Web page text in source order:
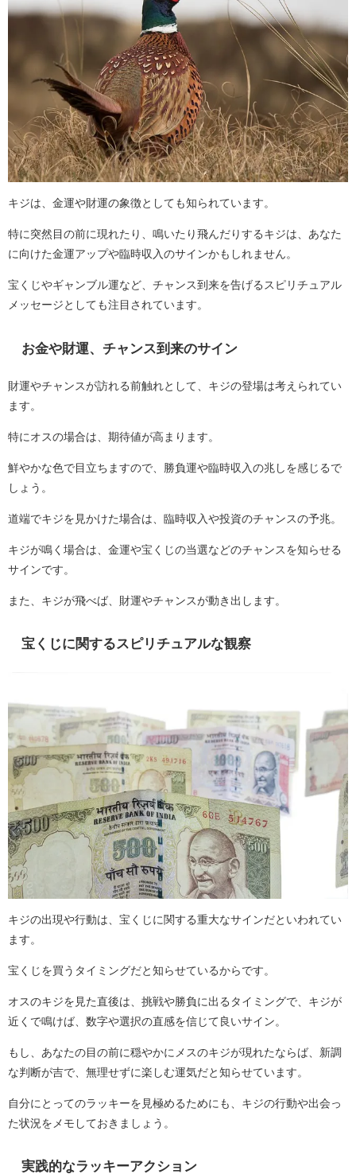
キジは、金運や財運の象徴としても知られています。
特に突然目の前に現れたり、鳴いたり飛んだりするキジは、あなた
に向けた金運アップや臨時収入のサインかもしれません。
宝くじやギャンブル運など、チャンス到来を告げるスピリチュアル
メッセージとしても注目されています。
お金や財運、チャンス到来のサイン
財運やチャンスが訪れる前触れとして、キジの登場は考えられてい
ます。
特にオスの場合は、期待値が高まります。
鮮やかな色で目立ちますので、勝負運や臨時収入の兆しを感じるで
しょう。
道端でキジを見かけた場合は、臨時収入や投資のチャンスの予兆。
キジが鳴く場合は、金運や宝くじの当選などのチャンスを知らせる
サインです。
また、キジが飛べば、財運やチャンスが動き出します。
宝くじに関するスピリチュアルな観察
キジの出現や行動は、宝くじに関する重大なサインだといわれてい
ます。
宝くじを買うタイミングだと知らせているからです。
オスのキジを見た直後は、挑戦や勝負に出るタイミングで、キジが
近くで鳴けば、数字や選択の直感を信じて良いサイン。
もし、あなたの目の前に穏やかにメスのキジが現れたならば、新調
な判断が吉で、無理せずに楽しむ運気だと知らせています。
自分にとってのラッキーを見極めるためにも、キジの行動や出会っ
た状況をメモしておきましょう。
実践的なラッキーアクション